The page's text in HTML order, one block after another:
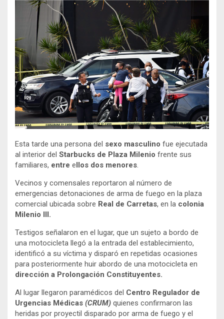
Esta tarde una persona del sexo masculino fue ejecutada
al interior del Starbucks de Plaza Milenio frente sus
familiares, entre ellos dos menores.
Vecinos y comensales reportaron al número de
emergencias detonaciones de arma de fuego en la plaza
comercial ubicada sobre Real de Carretas, en la colonia
Milenio III.
Testigos señalaron en el lugar, que un sujeto a bordo de
una motocicleta llegó a la entrada del establecimiento,
identificó a su víctima y disparó en repetidas ocasiones
para posteriormente huir abordo de una motocicleta en
dirección a Prolongación Constituyentes.
Al lugar llegaron paramédicos del Centro Regulador de
Urgencias Médicas (CRUM) quienes confirmaron las
heridas por proyectil disparado por arma de fuego y el